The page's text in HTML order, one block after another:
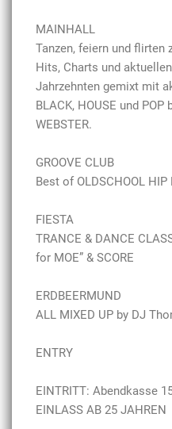
MAINHALL
Tanzen, feiern und flirten
Hits, Charts und
Jahrzehnten gemixt mit
BLACK, HOUSE und
WEBSTER.
GROOVE CLUB
Best of OLDSCHOOL
FIESTA
TRANCE & DANCE
for MOE” & SCORE
ERDBEERMUND
ALL MIXED UP by DJ
ENTRY
EINTRITT: Abendkasse
EINLASS AB 25 JAHREN